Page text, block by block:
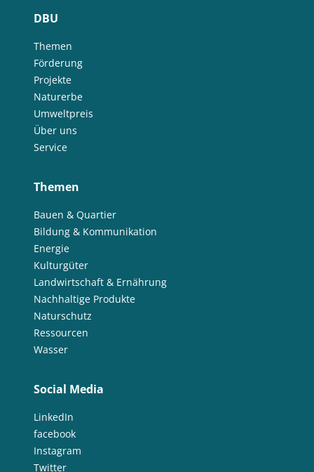
DBU
Themen
Förderung
Projekte
Naturerbe
Umweltpreis
Über uns
Service
Themen
Bauen & Quartier
Bildung & Kommunikation
Energie
Kulturgüter
Landwirtschaft & Ernährung
Nachhaltige Produkte
Naturschutz
Ressourcen
Wasser
Social Media
LinkedIn
facebook
Instagram
Twitter